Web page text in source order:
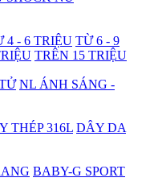
4 - 6 TRIỆU TỪ 6 - 9
TRÊN 15 TRIỆU
NL ÁNH SÁNG -
THÉP 316L DÂY DA
BABY-G SPORT